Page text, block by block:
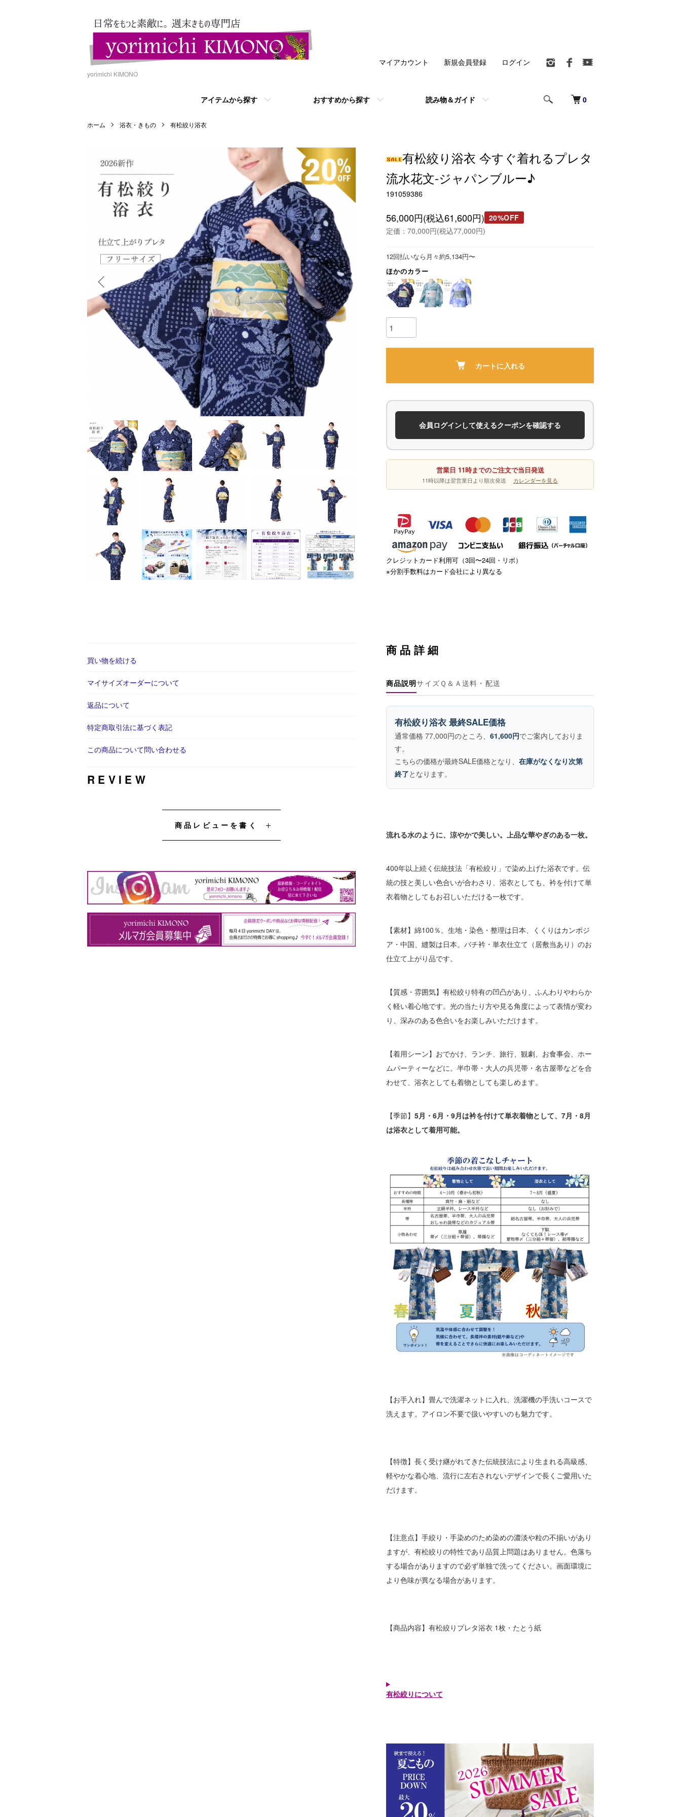
yorimichi KIMONO
アイテムから探す おすすめから探す 読み物＆ガイド
マイアカウント 新規会員登録 ログイン
0
ホーム 浴衣・きもの 有松絞り浴衣
有松絞り浴衣 今すぐ着れるプレタ
流水花文-ジャパンブルー♪
191059386
56,000円(税込61,600円) 20%OFF
定価：70,000円(税込77,000円)
12回払いなら月々約5,134円〜
ほかのカラー
カートに入れる
会員ログインして使えるクーポンを確認する
営業日 11時までのご注文で当日発送
11時以降は翌営業日より順次発送 カレンダーを見る
クレジットカード利用可（3回〜24回・リボ）
※分割手数料はカード会社により異なる
商品詳細
商品説明サイズ Ｑ＆Ａ送料・配送
有松絞り浴衣 最終SALE価格
通常価格 77,000円のところ、 61,600円でご案内しておりま
す。
こちらの価格が最終SALE価格となり、 在庫がなくなり次第
終了となります。
流れる水のように、涼やかで美しい。上品な華やぎのある一枚。
400年以上続く伝統技法「有松絞り」で染め上げた浴衣です。伝
統の技と美しい色合いが合わさり、浴衣としても、衿を付けて単
衣着物としてもお召しいただける一枚です。
【素材】綿100％。生地・染色・整理は日本、くくりはカンボジ
ア・中国、縫製は日本。バチ衿・単衣仕立て（居敷当あり）のお
仕立て上がり品です。
【質感・雰囲気】有松絞り特有の凹凸があり、ふんわりやわらか
く軽い着心地です。光の当たり方や見る角度によって表情が変わ
り、深みのある色合いをお楽しみいただけます。
【着用シーン】おでかけ、ランチ、旅行、観劇、お食事会、ホー
ムパーティーなどに。半巾帯・大人の兵児帯・名古屋帯などを合
わせて、浴衣としても着物としても楽しめます。
【季節】 5月・6月・9月は衿を付けて単衣着物として、7月・8月
は浴衣として着用可能。
【お手入れ】畳んで洗濯ネットに入れ、洗濯機の手洗いコースで
洗えます。アイロン不要で扱いやすいのも魅力です。
【特徴】長く受け継がれてきた伝統技法により生まれる高級感、
軽やかな着心地、流行に左右されないデザインで長くご愛用いた
だけます。
【注意点】手絞り・手染めのため染めの濃淡や粒の不揃いがあり
ますが、有松絞りの特性であり品質上問題はありません。色落ち
する場合がありますので必ず単独で洗ってください。画面環境に
より色味が異なる場合があります。
【商品内容】有松絞りプレタ浴衣 1枚・たとう紙
有松絞りについて
買い物を続ける
マイサイズオーダーについて
返品について
特定商取引法に基づく表記
この商品について問い合わせる
REVIEW
商品レビューを書く